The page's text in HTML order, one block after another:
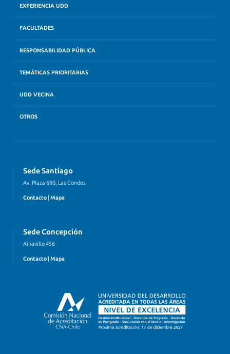
EXPERIENCIA UDD
FACULTADES
RESPONSABILIDAD PÚBLICA
TEMÁTICAS PRIORITARIAS
UDD VECINA
OTROS
Sede Santiago
Av. Plaza 680, Las Condes
Contacto Mapa
Sede Concepción
Ainavillo 456
Contacto | Mapa